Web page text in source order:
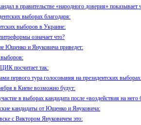
в правительстве «народного доверия» показывает
выборах благодаря:
выборов в Украине:
означает что?
Ющенко и Януковича приведет:
выборов:
посчитает так:
первого тура голосования на президентских
в Киеве возможно будут:
в выборах кандидата после «воздействия на него
кандидаты от Ющенко и Януковича:
с Виктором Януковичем это: